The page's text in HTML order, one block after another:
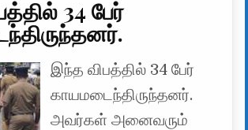
34 பேர்
இந்த விபத்தில் 34 பேர்
காயமடைந்திருந்தனர்.
அவர்கள் அனைவரும்